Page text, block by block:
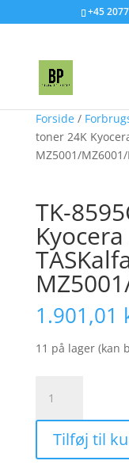
+45
Forside/
toner 24K
MZ5001/MZ6001/
TK-
1.901,01
11 på lager (kan
8595C
cyan
toner
24K
Tilføj til